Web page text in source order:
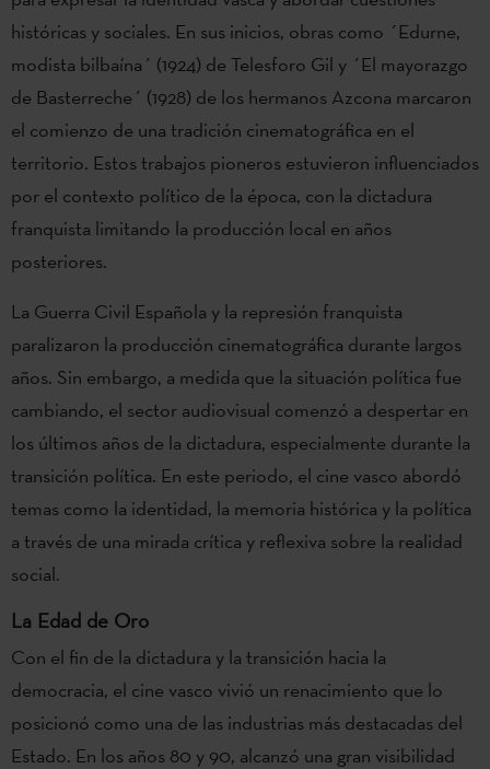
históricas y sociales. En sus inicios, obras como ´Edurne,
modista bilbaína´ (1924) de Telesforo Gil y ´El mayorazgo
de Basterreche´ (1928) de los hermanos Azcona marcaron
el comienzo de una tradición cinematográfica en el
territorio. Estos trabajos pioneros estuvieron influenciados
por el contexto político de la época, con la dictadura
franquista limitando la producción local en años
posteriores.
La Guerra Civil Española y la represión franquista
paralizaron la producción cinematográfica durante largos
años. Sin embargo, a medida que la situación política fue
cambiando, el sector audiovisual comenzó a despertar en
los últimos años de la dictadura, especialmente durante la
transición política. En este periodo, el cine vasco abordó
temas como la identidad, la memoria histórica y la política
a través de una mirada crítica y reflexiva sobre la realidad
social.
La Edad de Oro
Con el fin de la dictadura y la transición hacia la
democracia, el cine vasco vivió un renacimiento que lo
posicionó como una de las industrias más destacadas del
Estado. En los años 80 y 90, alcanzó una gran visibilidad